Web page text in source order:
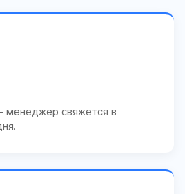
менеджер свяжется в